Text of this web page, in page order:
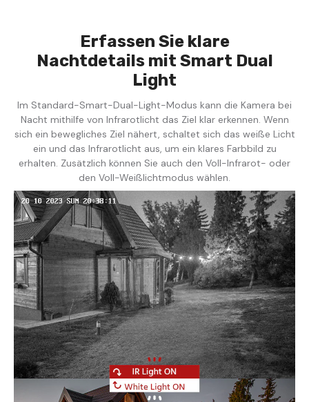
Erfassen Sie klare
Nachtdetails mit Smart Dual
Light
Im Standard-Smart-Dual-Light-Modus kann die Kamera bei
Nacht mithilfe von Infrarotlicht das Ziel klar erkennen. Wenn
sich ein bewegliches Ziel nähert, schaltet sich das weiße Licht
ein und das Infrarotlicht aus, um ein klares Farbbild zu
erhalten. Zusätzlich können Sie auch den Voll-Infrarot- oder
den Voll-Weißlichtmodus wählen.